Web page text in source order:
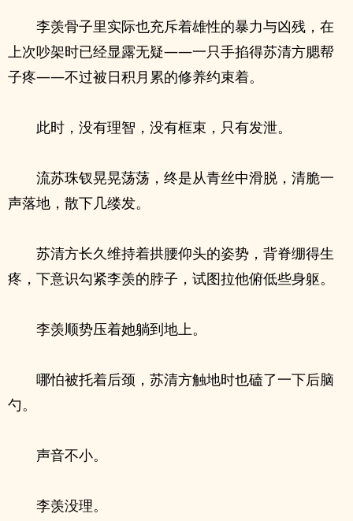
李羡骨子里实际也充斥着雄性的暴力与凶残，在
上次吵架时已经显露无疑——一只手掐得苏清方腮帮
子疼——不过被日积月累的修养约束着。
此时，没有理智，没有框束，只有发泄。
流苏珠钗晃晃荡荡，终是从青丝中滑脱，清脆一
声落地，散下几缕发。
苏清方长久维持着拱腰仰头的姿势，背脊绷得生
疼，下意识勾紧李羡的脖子，试图拉他俯低些身躯。
李羡顺势压着她躺到地上。
哪怕被托着后颈，苏清方触地时也磕了一下后脑
勺。
声音不小。
李羡没理。